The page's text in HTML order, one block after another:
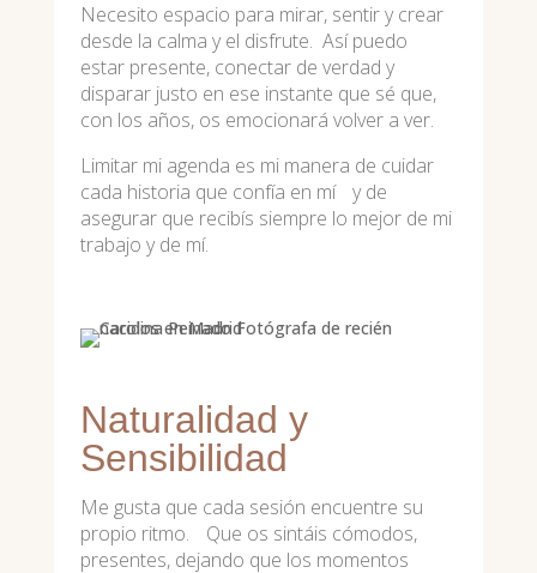
Necesito espacio para mirar, sentir y crear
desde la calma y el disfrute. Así puedo
estar presente, conectar de verdad y
disparar justo en ese instante que sé que,
con los años, os emocionará volver a ver.
Limitar mi agenda es mi manera de cuidar
cada historia que confía en mí y de
asegurar que recibís siempre lo mejor de mi
trabajo y de mí.
Naturalidad y
Sensibilidad
Me gusta que cada sesión encuentre su
propio ritmo. Que os sintáis cómodos,
presentes, dejando que los momentos